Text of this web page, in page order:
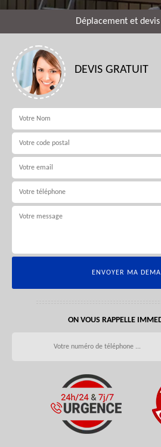
Déplacement et
DEVIS GRATUIT
ON VOUS RAPPELLE